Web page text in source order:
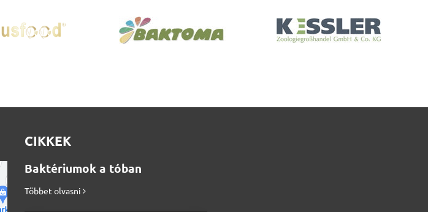
CIKKEK
Baktériumok a tóban
Többet olvasni